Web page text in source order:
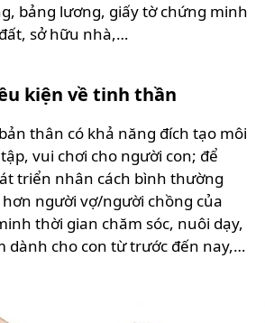
bảng lương, giấy tờ chứng minh
sở hữu nhà,…
kiện về tinh thần
thân có khả năng đích tạo môi
vui chơi cho người con; để
triển nhân cách bình thường
người vợ/người chồng của
thời gian chăm sóc, nuôi dạy,
dành cho con từ trước đến nay,…